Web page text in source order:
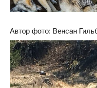
Автор фото: Венсан